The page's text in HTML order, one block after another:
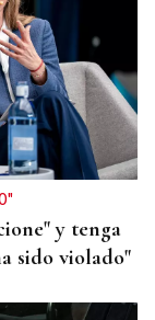
y tenga
sido violado"